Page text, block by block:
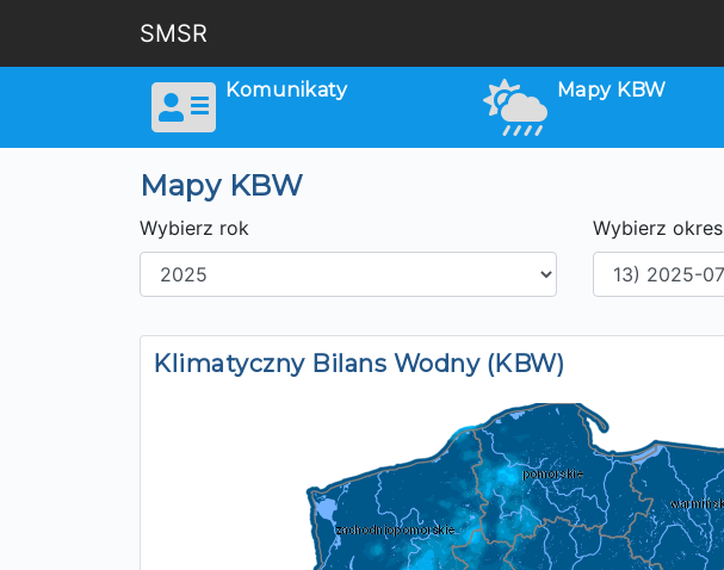
SMSR
Komunikaty Mapy KBW
Mapy KBW
Wybierz rok Wybierz okres
Klimatyczny Bilans Wodny (KBW)